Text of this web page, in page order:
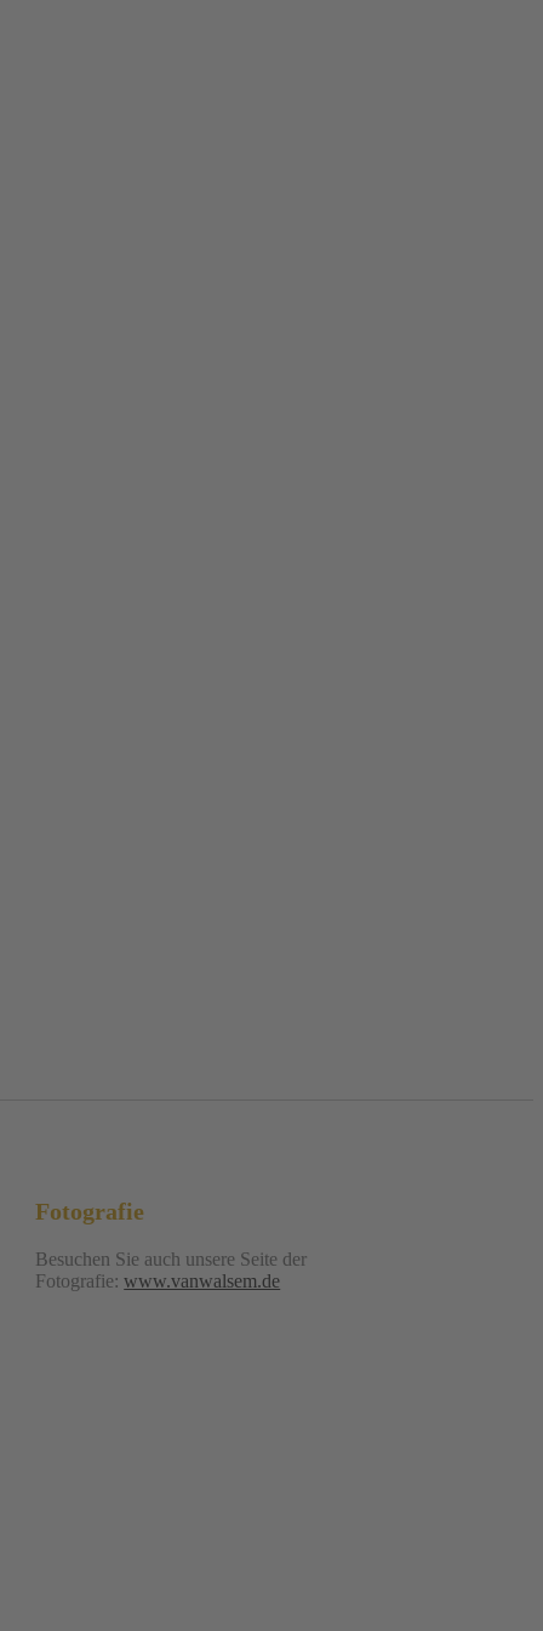
Fotografie
Besuchen Sie auch unsere Seite der
Fotografie:www.vanwalsem.de